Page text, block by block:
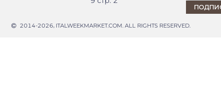
2014-2026, ITALWEEKMARKET.COM. ALL RIGHTS RESERVED.